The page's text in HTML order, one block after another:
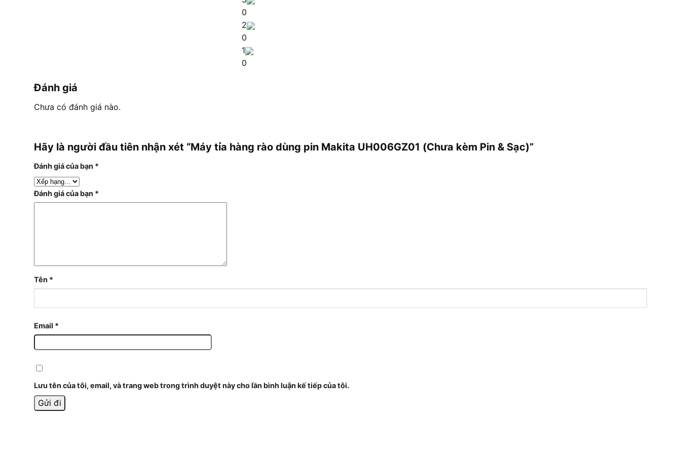
0
2
0
1
0
Đánh giá
Chưa có đánh giá nào.
Hãy là người đầu tiên nhận xét “Máy tỉa hàng rào dùng pin Makita UH006GZ01 (Chưa kèm Pin & Sạc)”
Đánh giá của bạn *
Đánh giá của bạn *
Tên *
Email *
Lưu tên của tôi, email, và trang web trong trình duyệt này cho lần bình luận kế tiếp của tôi.